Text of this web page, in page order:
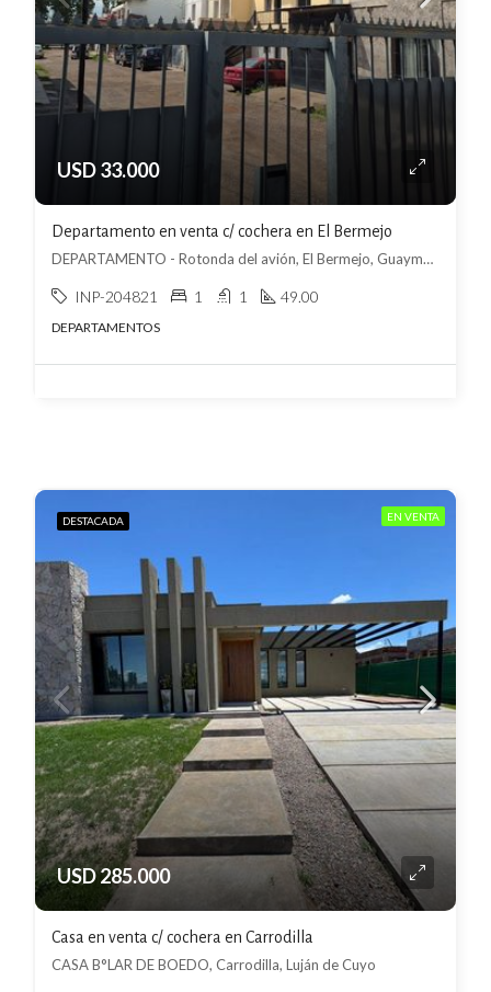
USD 33.000
Departamento en venta c/ cochera en El Bermejo
DEPARTAMENTO - Rotonda del avión, El Bermejo, Guaymallén
INP-204821 1 1 49.00
DEPARTAMENTOS
DESTACADA EN VENTA
USD 285.000
Casa en venta c/ cochera en Carrodilla
CASA B°LAR DE BOEDO, Carrodilla, Luján de Cuyo